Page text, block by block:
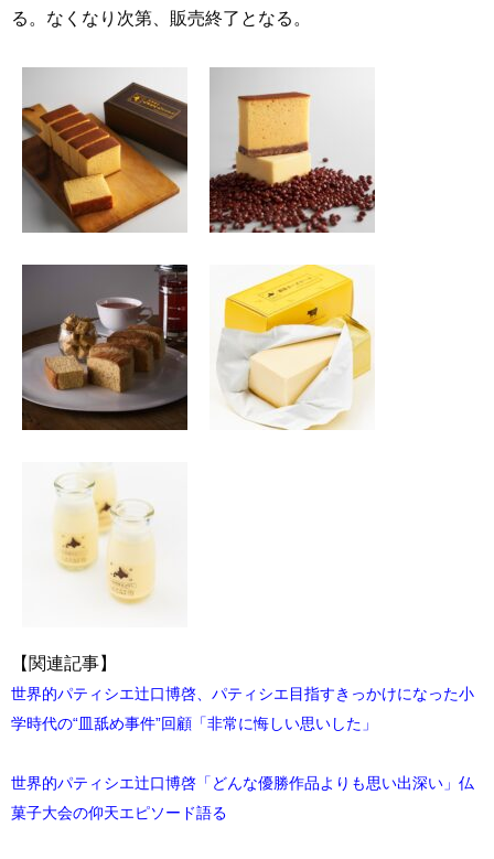
る。なくなり次第、販売終了となる。
【関連記事】
世界的パティシエ辻口博啓、パティシエ目指すきっかけになった小
学時代の“皿舐め事件”回顧「非常に悔しい思いした」
世界的パティシエ辻口博啓「どんな優勝作品よりも思い出深い」仏
菓子大会の仰天エピソード語る